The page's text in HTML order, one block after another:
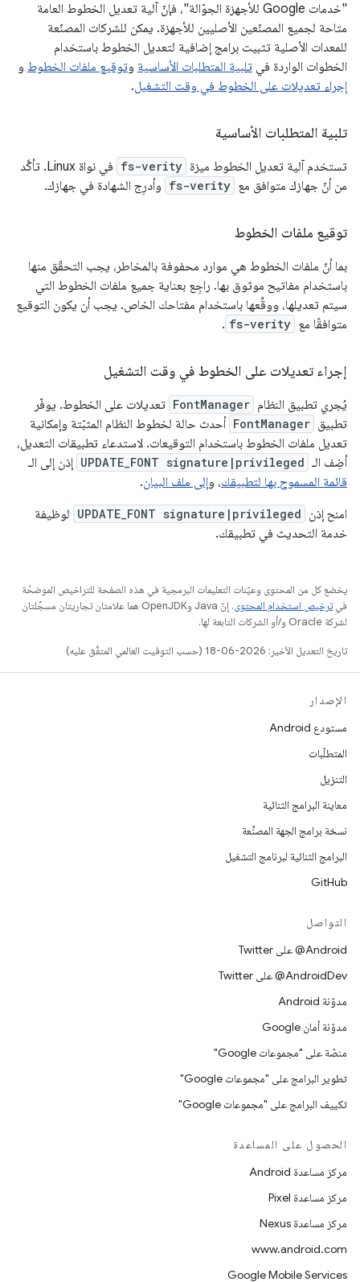
"خدمات Google للأجهزة الجوّالة"، فإنّ آلية تعديل الخطوط العامة
متاحة لجميع المصنّعين الأصليين للأجهزة. يمكن للشركات المصنّعة
للمعدات الأصلية تثبيت برامج إضافية لتعديل الخطوط باستخدام
الخطوات الواردة في تلبية المتطلبات الأساسية وتوقيع ملفات الخطوط و
إجراء تعديلات على الخطوط في وقت التشغيل.
تلبية المتطلبات الأساسية
تستخدم آلية تعديل الخطوط ميزة fs-verity
في نواة Linux. تأكَّد
من أنّ جهازك متوافق مع fs-verity وأدرِج الشهادة في جهازك.
توقيع ملفات الخطوط
بما أنّ ملفات الخطوط هي موارد محفوفة بالمخاطر، يجب التحقّق منها
باستخدام مفاتيح موثوق بها. راجِع بعناية جميع ملفات الخطوط التي
سيتم تعديلها، ووقِّعها باستخدام مفتاحك الخاص. يجب أن يكون التوقيع
متوافقًا مع fs-verity
.
إجراء تعديلات على الخطوط في وقت التشغيل
يُجري تطبيق النظام FontManager تعديلات على الخطوط. يوفّر
تطبيق FontManager أحدث حالة لخطوط النظام المثبّتة وإمكانية
تعديل ملفات الخطوط باستخدام التوقيعات. لاستدعاء تطبيقات التعديل،
أضِف الـ UPDATE_FONT signature|privileged إذن إلى الـ
قائمة المسموح بها لتطبيقك، وإلى ملف البيان.
امنح إذن UPDATE_FONT signature|privileged لوظيفة
خدمة التحديث في تطبيقك.
يخضع كل من المحتوى وعيّنات التعليمات البرمجية في هذه الصفحة للتراخيص الموضحّة
فيترخيص استخدام المحتوى
. إنّ Java وOpenJDK هما علامتان تجاريتان مسجَّلتان
لشركة Oracle و/أو الشركات التابعة لها.
تاريخ التعديل الأخير: 2026-06-18 (حسب التوقيت العالمي المتفَّق عليه)
الإصدار
مستودع Android
المتطلّبات
التنزيل
معاينة البرامج الثنائية
نسخة برامج الجهة المصنِّعة
البرامج الثنائية لبرنامج التشغيل
GitHub
التواصل
‎@Android على Twitter
‎@AndroidDev على Twitter
مدوّنة Android
مدوّنة أمان Google
منصّة على "مجموعات Google"
تطوير البرامج على "مجموعات Google"
تكييف البرامج على "مجموعات Google"
الحصول على المساعدة
مركز مساعدة Android
مركز مساعدة Pixel
مركز مساعدة Nexus
www.android.com
Google Mobile Services